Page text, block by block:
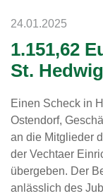
24.01.2025
1.151,62
St.
Einen Scheck in
Ostendorf,
an die Mitglieder
der Vechtaer
übergeben. Der
anlässlich des